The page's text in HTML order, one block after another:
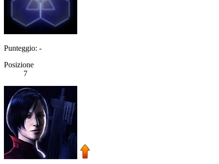
Punteggio: -
Posizione
7